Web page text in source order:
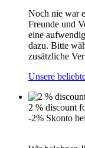
Noch nie war
Freunde und
eine
dazu. Bitte
zusätzliche
Unsere
2 % discount
-2% Skonto